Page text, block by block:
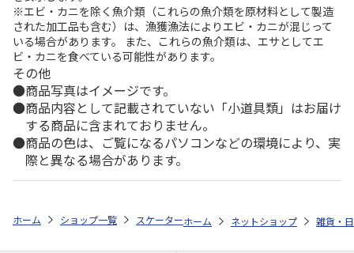
※エビ・カニを除く魚介類（これらの魚介類を原材料として製造
された加工品も含む）は、漁獲漁法によりエビ・カニが混じって
いる場合があります。 また、これらの魚介類は、エサとしてエ
ビ・カニを食べている可能性があります。
その他
商品写真はイメージです。
商品内容として記載されていない「小道具類」はお届け
する商品に含まれておりません。
商品の色は、ご覧になるパソコンなどの環境により、実
際と異なる場合があります。
ホーム ショップ一覧 スケーター 八角ステンレスボトル 500ml
ホーム ネットショップ 雑貨・